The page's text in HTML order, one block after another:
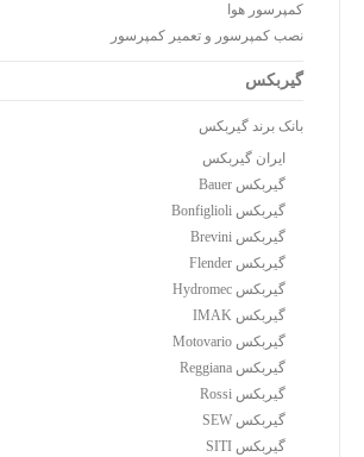
کمپرسور هوا
نصب کمپرسور و تعمیر کمپرسور
گیربکس
بانک برند گیربکس
ایران گیربکس
گیربکس Bauer
گیربکس Bonfiglioli
گیربکس Brevini
گیربکس Flender
گیربکس Hydromec
گیربکس IMAK
گیربکس Motovario
گیربکس Reggiana
گیربکس Rossi
گیربکس SEW
گیربکس SITI